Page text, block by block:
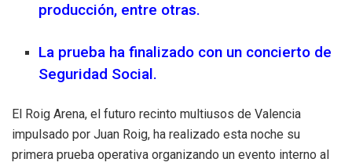
producción, entre otras.
La prueba ha finalizado con un concierto de
Seguridad Social.
El Roig Arena, el futuro recinto multiusos de Valencia
impulsado por Juan Roig, ha realizado esta noche su
primera prueba operativa organizando un evento interno al